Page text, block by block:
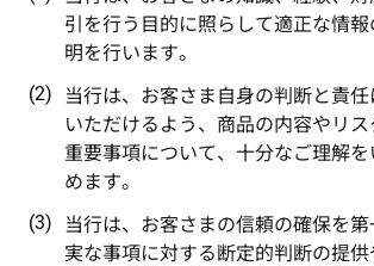
引を行う目的に照らして適正な情
明を行います。
当行は、お客さま自身の判断と責任
いただけるよう、商品の内容やリ
重要事項について、十分なご理解
めます。
当行は、お客さまの信頼の確保を
実な事項に対する断定的判断の提